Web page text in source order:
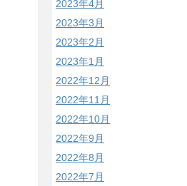
2023年4月
2023年3月
2023年2月
2023年1月
2022年12月
2022年11月
2022年10月
2022年9月
2022年8月
2022年7月